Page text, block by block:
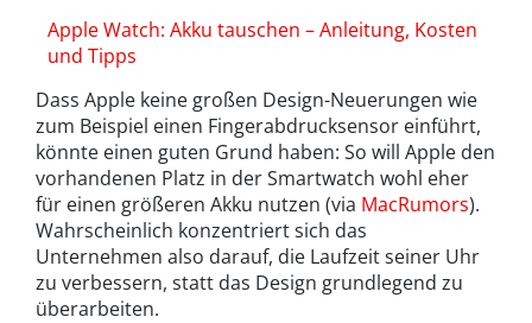
Apple Watch: Akku tauschen – Anleitung, Kosten
und Tipps
Dass Apple keine großen Design-Neuerungen wie
zum Beispiel einen Fingerabdrucksensor einführt,
könnte einen guten Grund haben: So will Apple den
vorhandenen Platz in der Smartwatch wohl eher
für einen größeren Akku nutzen (via MacRumors).
Wahrscheinlich konzentriert sich das
Unternehmen also darauf, die Laufzeit seiner Uhr
zu verbessern, statt das Design grundlegend zu
überarbeiten.